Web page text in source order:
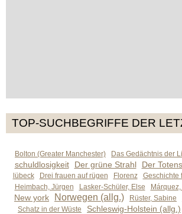
TOP-SUCHBEGRIFFE DER
Bolton (Greater Manchester) Das Gedächtnis der
schuldlosigkeit Der grüne Strahl Der
lübeck
Drei frauen auf rügen Florenz Geschichte
Heimbach, Jürgen
Lasker-Schüler, Else
New york
Norwegen (allg.) Rüster, Sabine
Schatz in der Wüste
Schleswig-Holstein (allg.)